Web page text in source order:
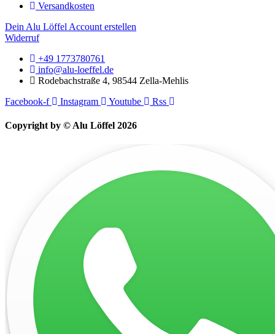
Versandkosten
Dein Alu Löffel Account erstellen
Widerruf
+49 1773780761
info@alu-loeffel.de
Rodebachstraße 4, 98544 Zella-Mehlis
Facebook-f
Instagram Youtube Rss
Copyright by © Alu Löffel 2026